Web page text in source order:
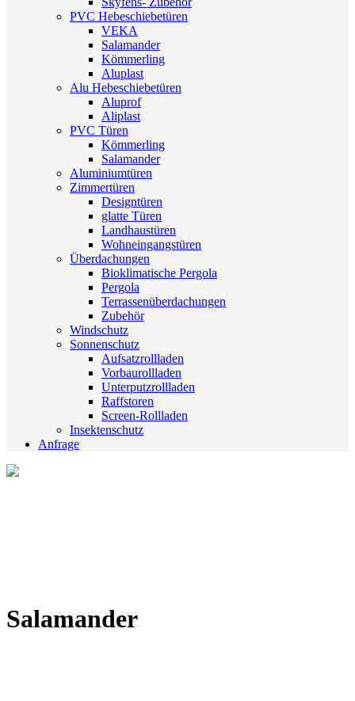
PVC Hebeschiebetüren
VEKA
Salamander
Kömmerling
Aluplast
Alu Hebeschiebetüren
Aluprof
Aliplast
PVC Türen
Kömmerling
Salamander
Aluminiumtüren
Zimmertüren
Designtüren
glatte Türen
Landhaustüren
Wohneingangstüren
Überdachungen
Bioklimatische Pergola
Pergola
Terrassenüberdachungen
Zubehör
Windschutz
Sonnenschutz
Aufsatzrollladen
Vorbaurollladen
Unterputzrollladen
Raffstoren
Screen-Rollladen
Insektenschutz
Anfrage
Salamander